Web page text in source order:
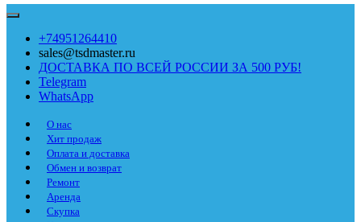
+74951264410
sales@tsdmaster.ru
ДОСТАВКА ПО ВСЕЙ РОССИИ ЗА 500 РУБ!
Telegram
WhatsApp
О нас
Хит продаж
Оплата и доставка
Обмен и возврат
Ремонт
Аренда
Скупка